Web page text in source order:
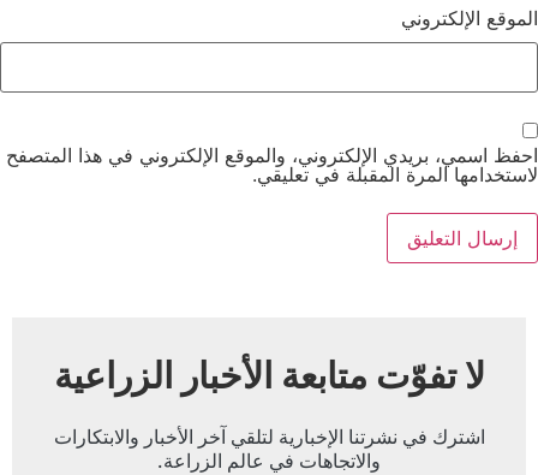
الموقع الإلكتروني
احفظ اسمي، بريدي الإلكتروني، والموقع الإلكتروني في هذا المتصفح
لاستخدامها المرة المقبلة في تعليقي.
لا تفوّت متابعة الأخبار الزراعية
اشترك في نشرتنا الإخبارية لتلقي آخر الأخبار والابتكارات
والاتجاهات في عالم الزراعة.